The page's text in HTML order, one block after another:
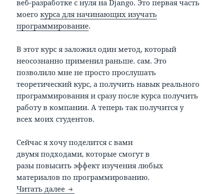
веб-разработке с нуля на Django. Это первая часть
моегокурса для начинающих изучать
программирование.
В этот курс я заложил один метод, который
неосознанно применил раньше. сам. Это
позволило мне не просто прослушать
теоретический курс, а получить навык реального
программирования и сразу после курса получить
работу в компании. А теперь так получится у
всех моих студентов.
Сейчас я хочу поделится с вами
двумя подходами, которые смогут в
разы повысить эффект изучения любых
материалов по программированию.
Читать далее Как повысить эффект от книг и быстро